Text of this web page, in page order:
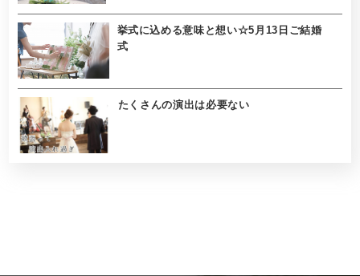
挙式に込める意味と想い☆5月13日ご結婚
式
たくさんの演出は必要ない